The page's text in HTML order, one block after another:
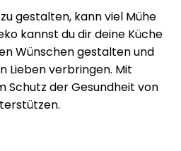
gestalten, kann viel Mühe
kannst du dir deine Küche
Wünschen gestalten und
Lieben verbringen. Mit
Schutz der Gesundheit von